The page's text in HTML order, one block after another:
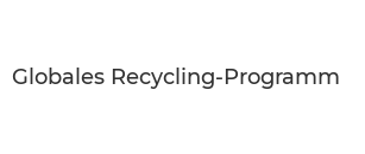
Globales Recycling-Programm